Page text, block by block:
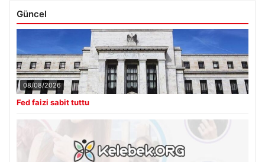
Güncel
08/08/2026
Fed faizi sabit tuttu